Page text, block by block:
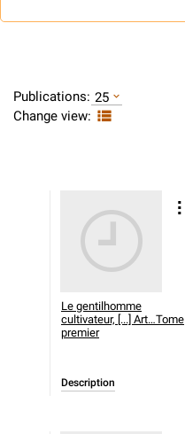
Publications: 25
Change view:
Le gentilhomme
cultivateur, [...] Art…Tome
premier
Description